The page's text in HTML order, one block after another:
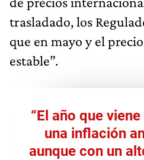
trasladado, los
que en mayo y el
estable”.
“El año que
una inflación
aunque con un